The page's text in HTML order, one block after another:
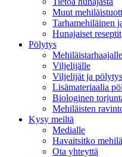
Muut
Tarhamehiläinen
Hunajaiset reseptit
Pölytys
Mehiläistarhaajalle
Viljelijälle
Viljelijät ja
Lisämateriaalia
Biologinen
Mehiläisten
Kysy meiltä
Medialle
Havaitsitko
Ota yhteyttä